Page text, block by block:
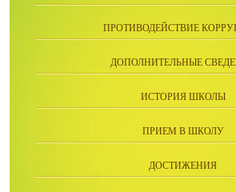
ПРОТИВОДЕЙСТВИЕ
ДОПОЛНИТЕЛЬНЫЕ
ИСТОРИЯ ШКОЛЫ
ПРИЕМ В ШКОЛУ
ДОСТИЖЕНИЯ